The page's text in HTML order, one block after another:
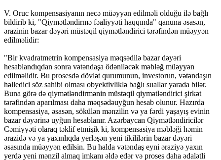
V. Oruc kompensasiyanın necə müəyyən edilməli olduğu ilə bağlı
bildirib ki, "Qiymətləndirmə fəaliyyəti haqqında" qanuna əsasən,
ərazinin bazar dəyəri müstəqil qiymətləndirici tərəfindən müəyyən
edilməlidir:
"Bir kvadratmetrin kompensasiya məqsədilə bazar dəyəri
hesablandıqdan sonra vətəndaşa ödəniləcək məbləğ müəyyən
edilməlidir. Bu prosesdə dövlət qurumunun, investorun, vətəndaşın
həlledici söz sahibi olması obyektivliklə bağlı suallar yarada bilər.
Buna görə də qiymətləndirmənin müstəqil qiymətləndirici şirkət
tərəfindən aparılması daha məqsədəuyğun hesab olunur. Hazırda
kompensasiya, əsasən, sökülən mənzilin və ya fərdi yaşayış evinin
bazar dəyərinə uyğun hesablanır. Azərbaycan Qiymətləndiricilər
Cəmiyyəti olaraq təklif etmişik ki, kompensasiya məbləği həmin
ərazidə və ya yaxınlıqda yerləşən yeni tikililərin bazar dəyəri
əsasında müəyyən edilsin. Bu halda vətəndaş eyni əraziyə yaxın
yerdə yeni mənzil almaq imkanı əldə edər və proses daha ədalətli